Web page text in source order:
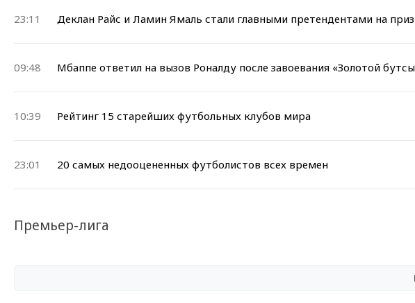
23:11 Деклан Райс и Ламин Ямаль стали главными претендентами на
09:48 Мбаппе ответил на вызов Роналду после завоевания «Золотой
10:39 Рейтинг 15 старейших футбольных клубов мира
23:01 20 самых недооцененных футболистов всех времен
Премьер-лига